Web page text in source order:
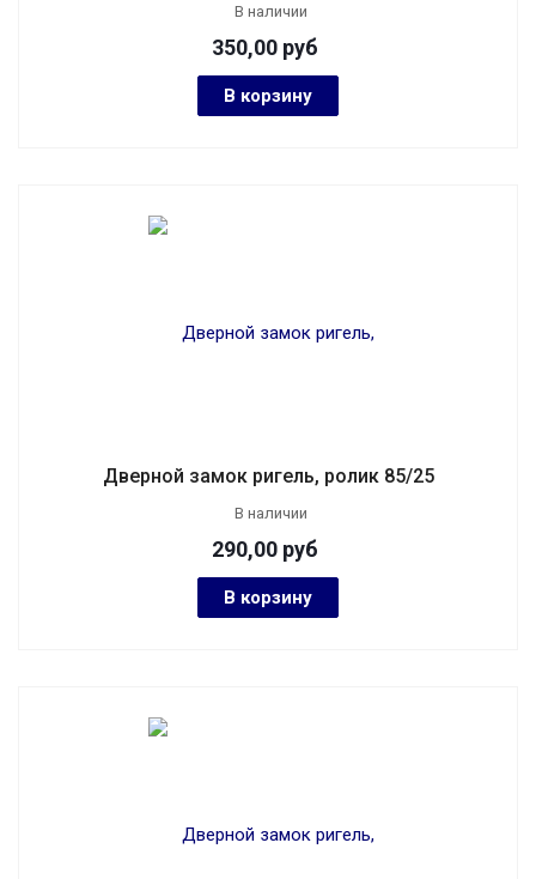
В наличии
350,00 руб
В корзину
Дверной замок ригель, ролик 85/25
В наличии
290,00 руб
В корзину